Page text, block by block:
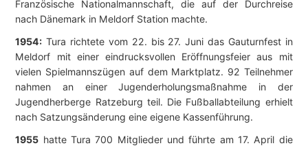
Französische Nationalmannschaft, die auf der Durchreise
nach Dänemark in Meldorf Station machte.
1954: Tura richtete vom 22. bis 27. Juni das Gauturnfest in
Meldorf mit einer eindrucksvollen Eröffnungsfeier aus mit
vielen Spielmannszügen auf dem Marktplatz. 92 Teilnehmer
nahmen an einer Jugenderholungsmaßnahme in der
Jugendherberge Ratzeburg teil. Die Fußballabteilung erhielt
nach Satzungsänderung eine eigene Kassenführung.
1955 hatte Tura 700 Mitglieder und führte am 17. April die